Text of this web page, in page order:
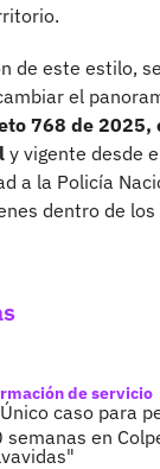
de este estilo,
el
768 de 2025,
y vigente desde
a la Policía
dentro de
de servicio
Único caso para
semanas en